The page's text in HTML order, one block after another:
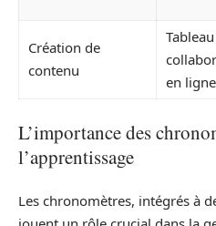
Création de
contenu
Tableau
en ligne
L’importance des
l’apprentissage
Les chronomètres, intégrés à